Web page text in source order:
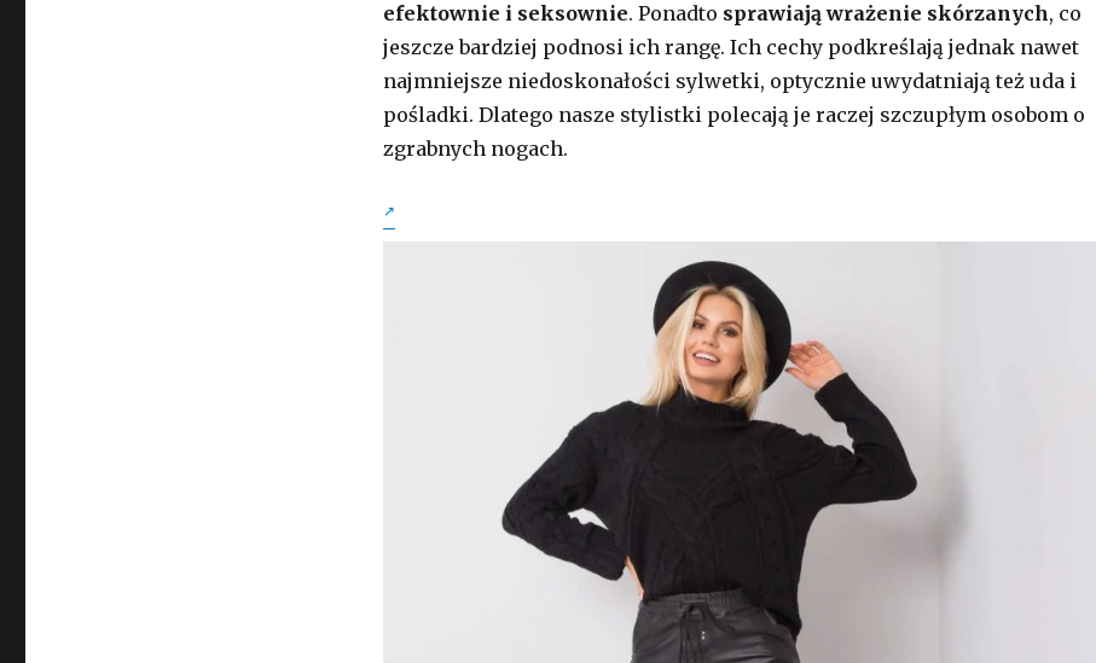
efektownie i seksownie. Ponadto sprawiają wrażenie skórzanych, co
jeszcze bardziej podnosi ich rangę. Ich cechy podkreślają jednak nawet
najmniejsze niedoskonałości sylwetki, optycznie uwydatniają też uda i
pośladki. Dlatego nasze stylistki polecają je raczej szczupłym osobom o
zgrabnych nogach.